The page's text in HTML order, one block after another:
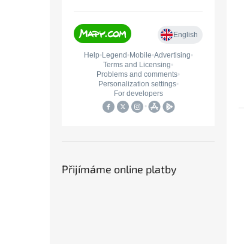
Přijímáme online platby